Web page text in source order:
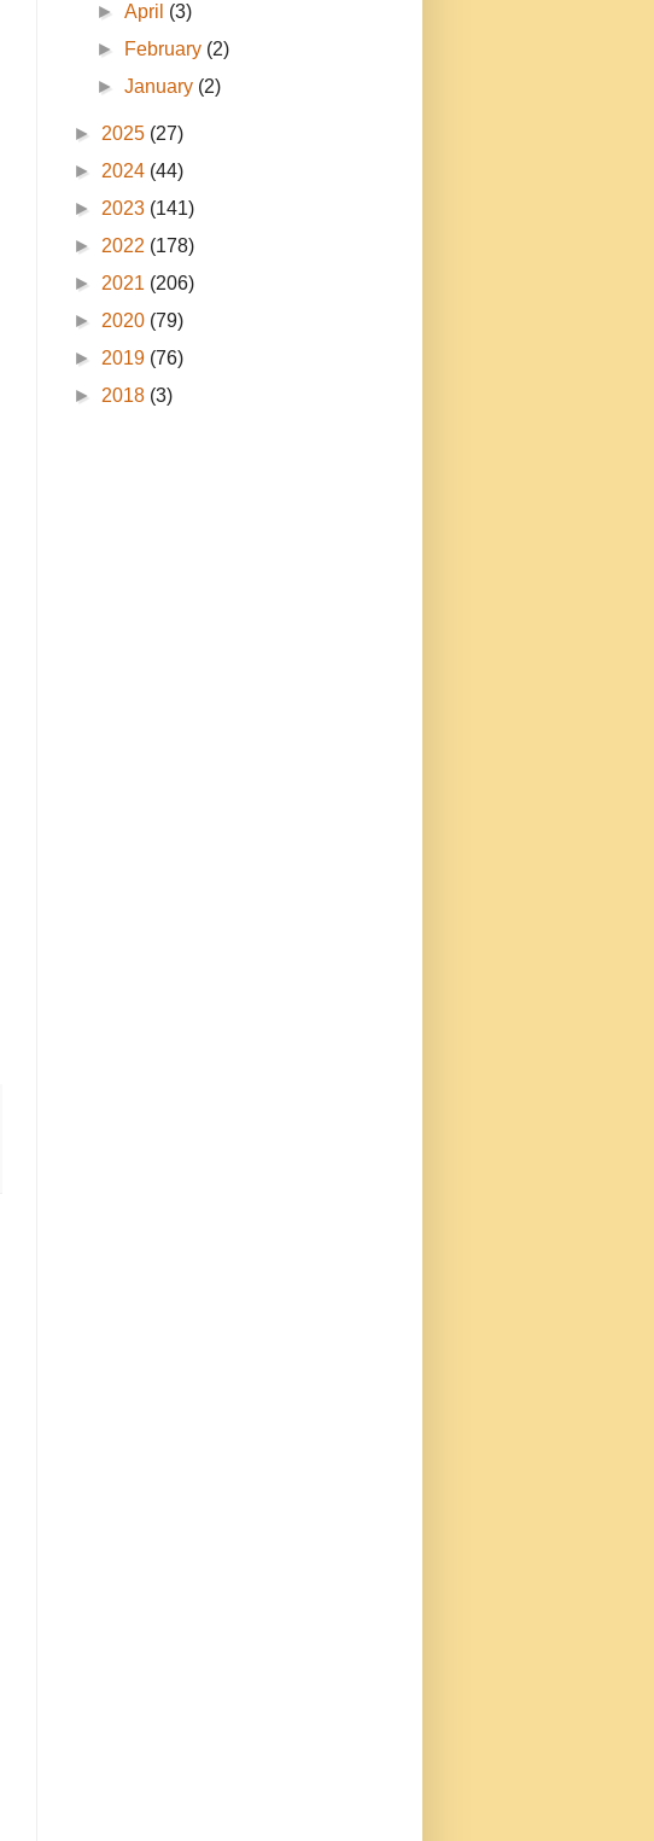
►April (3)
►
February (2)
►January (2)
► 2025 (27)
► 2024 (44)
► 2023 (141)
► 2022 (178)
► 2021 (206)
► 2020 (79)
► 2019 (76)
► 2018 (3)